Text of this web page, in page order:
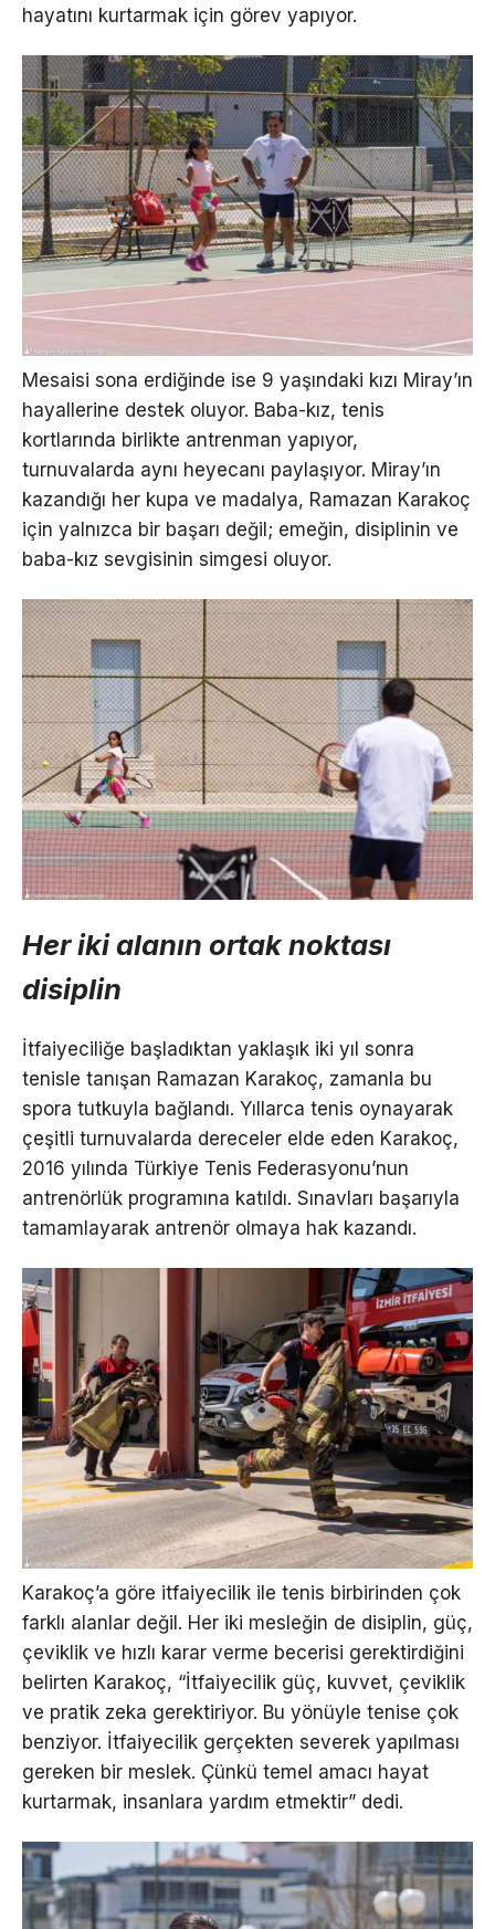
hayatını kurtarmak için görev yapıyor.
Mesaisi sona erdiğinde ise 9 yaşındaki kızı Miray’ın
hayallerine destek oluyor. Baba-kız, tenis
kortlarında birlikte antrenman yapıyor,
turnuvalarda aynı heyecanı paylaşıyor. Miray’ın
kazandığı her kupa ve madalya, Ramazan Karakoç
için yalnızca bir başarı değil; emeğin, disiplinin ve
baba-kız sevgisinin simgesi oluyor.
Her iki alanın ortak noktası
disiplin
İtfaiyeciliğe başladıktan yaklaşık iki yıl sonra
tenisle tanışan Ramazan Karakoç, zamanla bu
spora tutkuyla bağlandı. Yıllarca tenis oynayarak
çeşitli turnuvalarda dereceler elde eden Karakoç,
2016 yılında Türkiye Tenis Federasyonu’nun
antrenörlük programına katıldı. Sınavları başarıyla
tamamlayarak antrenör olmaya hak kazandı.
Karakoç’a göre itfaiyecilik ile tenis birbirinden çok
farklı alanlar değil. Her iki mesleğin de disiplin, güç,
çeviklik ve hızlı karar verme becerisi gerektirdiğini
belirten Karakoç, “İtfaiyecilik güç, kuvvet, çeviklik
ve pratik zeka gerektiriyor. Bu yönüyle tenise çok
benziyor. İtfaiyecilik gerçekten severek yapılması
gereken bir meslek. Çünkü temel amacı hayat
kurtarmak, insanlara yardım etmektir” dedi.